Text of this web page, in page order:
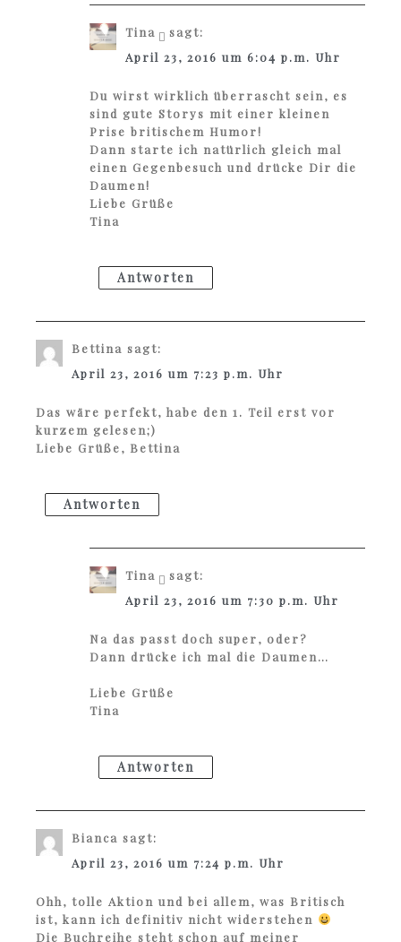
Tina
sagt:
April 23, 2016 um 6:04 p.m. Uhr
Du wirst wirklich überrascht sein, es
sind gute Storys mit einer kleinen
Prise britischem Humor!
Dann starte ich natürlich gleich mal
einen Gegenbesuch und drücke Dir die
Daumen!
Liebe Grüße
Tina
Antworten
Bettina sagt:
April 23, 2016 um 7:23 p.m. Uhr
Das wäre perfekt, habe den 1. Teil erst vor
kurzem gelesen;)
Liebe Grüße, Bettina
Antworten
Tina
sagt:
April 23, 2016 um 7:30 p.m. Uhr
Na das passt doch super, oder?
Dann drücke ich mal die Daumen…
Liebe Grüße
Tina
Antworten
Bianca sagt:
April 23, 2016 um 7:24 p.m. Uhr
Ohh, tolle Aktion und bei allem, was Britisch
ist, kann ich definitiv nicht widerstehen
Die Buchreihe steht schon auf meiner